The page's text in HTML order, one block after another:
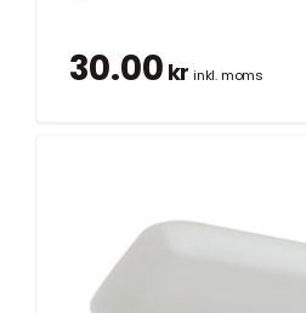
30.00 kr inkl. moms